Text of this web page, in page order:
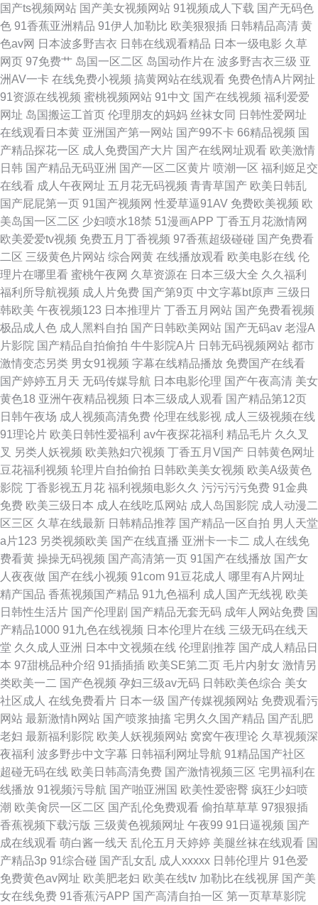
国产ts视频网站 国产美女视频网站 91视频成人下载 国产无码色
色 91香蕉亚洲精品 91伊人加勒比 欧美狠狠插 日韩精品高清 黄
色av网 日本波多野吉衣 日韩在线观看精品 日本一级电影 久草
网页 97免费艹 岛国一区二区 岛国动作片在 波多野吉衣三级 亚
洲AV一卡 在线免费小视频 搞黄网站在线观看 免费色情A片网扯
91资源在线视频 蜜桃视频网站 91中文 国产在线视频 福利爱爱
网址 岛国搬运工首页 伦理朋友的妈妈 丝袜女同 日韩性爱网址
在线观看日本黄 亚洲国产第一网站 国产99不卡 66精品视频 国
产精品探花一区 成人免费国产大片 国产在线网址观看 欧美激情
日韩 国产精品无码亚洲 国产一区二区黄片 喷潮一区 福利姬足交
在线看 成人午夜网址 五月花无码视频 青青草国产 欧美日韩乱
国产屁屁第一页 91国产视频网 性爱草逼91AV 免费欧美视频 欧
美岛国一区二区 少妇喷水18禁 51漫画APP 丁香五月花激情网
欧美爱爱tv视频 免费五月丁香视频 97香蕉超级碰碰 国产免费看
二区 三级黄色片网站 综合网黄 在线播放观看 欧美电影在线 伦
理片在哪里看 蜜桃午夜网 久草资源在 日本三级大全 久久福利
福利所导航视频 成人片免费 国产第9页 中文字幕bt原声 三级日
韩欧美 午夜视频123 日本推理片 丁香五月网站 国产免费看视频
极品成人色 成人黑料自拍 国产日韩欧美网站 国产无码av 老湿A
片影院 国产精品自拍偷拍 牛牛影院A片 日韩无码视频网站 都市
激情变态另类 男女91视频 字幕在线精品播放 免费国产在线看
国产婷婷五月天 无码传媒导航 日本电影伦理 国产午夜高清 美女
黄色18 亚洲午夜精品视频 日本三级成人观看 国产精品第12页
日韩午夜场 成人视频高清免费 伦理在线影视 成人三级视频在线
91理论片 欧美日韩性爱福利 av午夜探花福利 精品毛片 久久叉
叉 另类人妖视频 欧美熟妇穴视频 丁香五月V国产 日韩黄色网址
豆花福利视频 轮理片自拍偷拍 日韩欧美美女视频 欧美A级黄色
影院 丁香影视五月花 福利视频电影久久 污污污污免费 91金典
免费 欧美三级日本 成人在线吃瓜网站 成人岛国影院 成人动漫二
区三区 久草在线最新 日韩精品推荐 国产精品一区自拍 男人天堂
a片123 另类视频欧美 国产在线直播 亚洲卡一卡二 成人在线免
费看黄 操操无码视频 国产高清第一页 91国产在线播放 国产女
人夜夜做 国产在线小视频 91com 91豆花成人 哪里有A片网址
精产国品 香蕉视频国产精品 91九色福利 成人国产无线视 欧美
日韩性生活片 国产伦理剧 国产精品无套无码 成年人网站免费 国
产精品1000 91九色在线视频 日本伦理片在线 三级无码在线天
堂 久久成人亚洲 日本中文视频在线 伦理剧推荐 国产成人精品日
本 97甜桃品种介绍 91插插插 欧美SE第二页 毛片内射女 激情另
类欧美一二 国产色视频 孕妇三级av无码 日韩欧美色综合 美女
社区成人 在线免费看片 日本一级 国产传媒视频网站 免费观看污
网站 最新激情h网站 国产喷浆抽搐 宅男久久国产精品 国产乱肥
老妇 最新福利影院 欧美人妖视频网站 窝窝午夜理论 久草视频深
夜福利 波多野步中文字幕 日韩福利网址导航 91精品国产社区
超碰无码在线 欧美日韩高清免费 国产激情视频三区 宅男福利在
线播放 91视频污导航 国产啪亚洲国 欧美性爱密臀 疯狂少妇喷
潮 欧美肏屄一区二区 国产乱伦免费观看 偷拍草草草 97狠狠插
香蕉视频下载污版 三级黄色视频网址 午夜99 91日逼视频 国产
成在线观看 萌白酱一线天 乱伦五月天婷婷 美腿丝袜在线观看 国
产精品3p 91综合碰 国产乱女乱 成人xxxxx 日韩伦理片 91色爱
免费黄色av网址 欧美肥老妇 欧美在线tv 加勒比在线视屏 国产美
女在线免费 91香蕉污APP 国产高清自拍一区 第一页草草影院